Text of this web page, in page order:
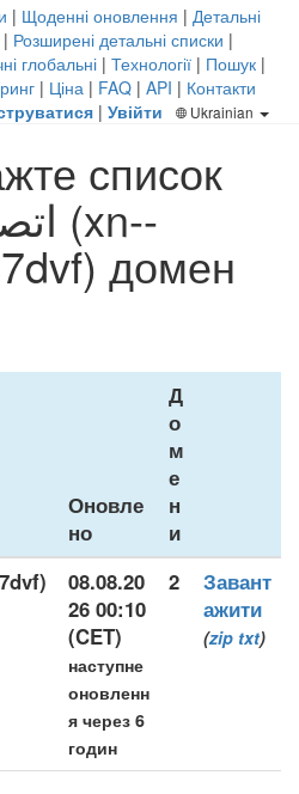
| Щоденні оновлення | Детальні
| Розширені детальні списки |
глобальні | Технології | Пошук |
| Ціна | FAQ | API | Контакти
| Увійти Ukrainian
список
домен
Оновле
но
Д
о
м
е
н
и
08.08.20
26 00:10
(CET)
наступне
оновленн
я через 6
годин
2
Завант
ажити
(zip txt)